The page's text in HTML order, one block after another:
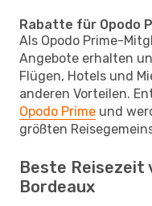
Rabatte für Opodo
Als Opodo Prime-
Angebote erhalten
Flügen, Hotels und
anderen Vorteilen.
Opodo Prime und
größten
Beste Reisezeit
Bordeaux